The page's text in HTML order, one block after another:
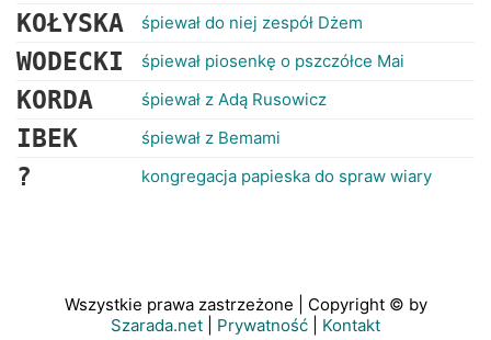
KOŁYSKA śpiewał do niej zespół Dżem
WODECKI śpiewał piosenkę o pszczółce Mai
KORDA śpiewał z Adą Rusowicz
IBEK śpiewał z Bemami
? kongregacja papieska do spraw wiary
Wszystkie prawa zastrzeżone | Copyright © by
Szarada.net
Prywatność Kontakt